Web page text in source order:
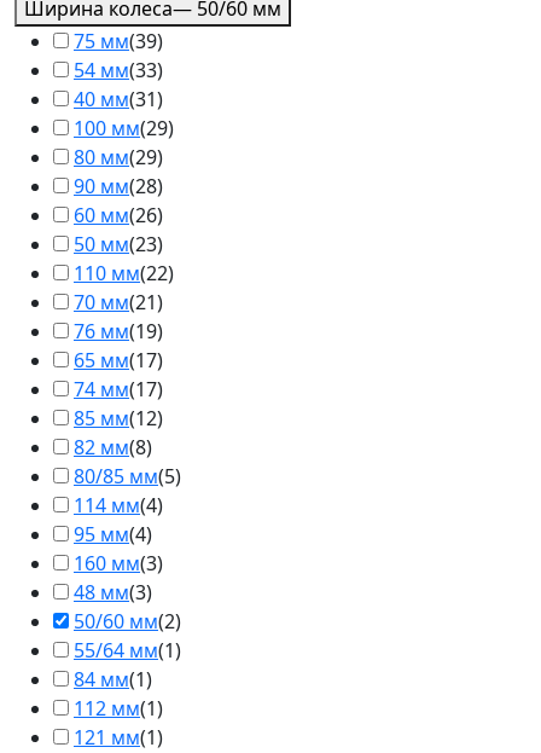
Ширина колеса— 50/60 мм
75 мм(39)
54 мм(33)
40 мм(31)
100 мм(29)
80 мм(29)
90 мм(28)
60 мм(26)
50 мм(23)
110 мм(22)
70 мм(21)
76 мм(19)
65 мм(17)
74 мм(17)
85 мм(12)
82 мм(8)
80/85 мм(5)
114 мм(4)
95 мм(4)
160 мм(3)
48 мм(3)
50/60 мм(2)
55/64 мм(1)
84 мм(1)
112 мм(1)
121 мм(1)